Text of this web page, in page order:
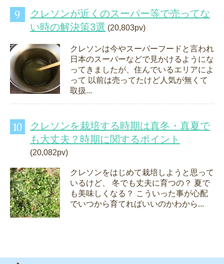
クレソンが近くのスーパー等で売ってな
い時の解決策3選 (20,803pv)
クレソンは今やスーパーフードと言われ
日本のスーパーなどで見かけるようにな
ってきましたが、住んでいるエリアによ
って 以前は売ってたけど人気が無くて
取扱...
クレソンを栽培する時期は真冬・真夏で
も大丈夫？時期に関するポイント
(20,082pv)
クレソンをはじめて栽培しようと思って
いるけど、 冬でも丈夫に育つの？ 夏で
も美味しくなる？ こういった事が心配
でいつから育てればいいのかわから...